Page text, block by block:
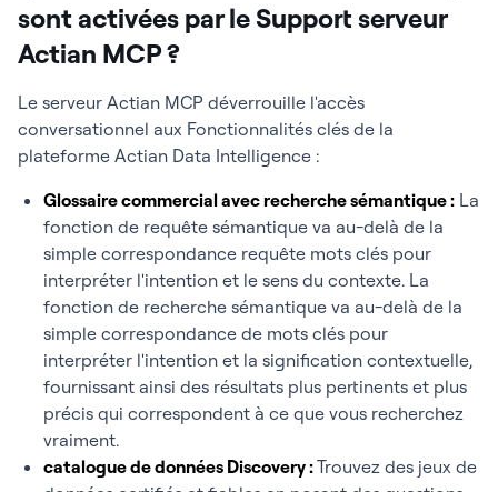
sont activées par le Support serveur
Actian MCP ?
Le serveur Actian MCP déverrouille l'accès
conversationnel aux Fonctionnalités clés de la
plateforme Actian Data Intelligence :
Glossaire commercial avec recherche sémantique : La
fonction de requête sémantique va au-delà de la
simple correspondance requête mots clés pour
interpréter l'intention et le sens du contexte. La
fonction de recherche sémantique va au-delà de la
simple correspondance de mots clés pour
interpréter l'intention et la signification contextuelle,
fournissant ainsi des résultats plus pertinents et plus
précis qui correspondent à ce que vous recherchez
vraiment.
catalogue de données Discovery :Trouvez des jeux de